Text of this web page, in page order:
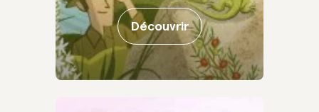
Découvrir